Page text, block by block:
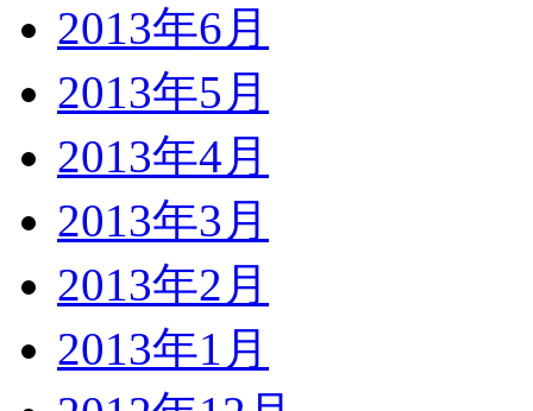
2013年6月
2013年5月
2013年4月
2013年3月
2013年2月
2013年1月